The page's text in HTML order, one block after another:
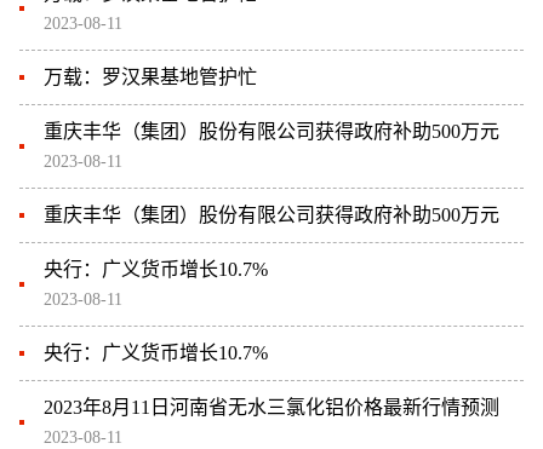
2023-08-11
万载：罗汉果基地管护忙
重庆丰华（集团）股份有限公司获得政府补助500万元
2023-08-11
重庆丰华（集团）股份有限公司获得政府补助500万元
央行：广义货币增长10.7%
2023-08-11
央行：广义货币增长10.7%
2023年8月11日河南省无水三氯化铝价格最新行情预测
2023-08-11